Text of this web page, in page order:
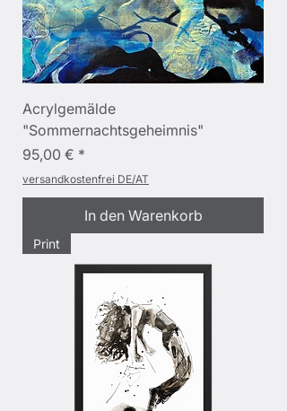
Acrylgemälde
"Sommernachtsgeheimnis"
Preis
95,00 €
versandkostenfrei DE/AT
In den Warenkorb
Print